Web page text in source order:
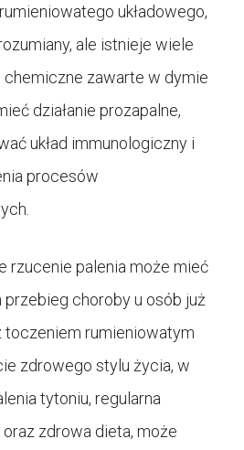
układowego,
ale istnieje wiele
chemiczne zawarte w dymie
działanie prozapalne,
układ immunologiczny i
procesów
rzucenie palenia może mieć
przebieg choroby u osób już
toczeniem rumieniowatym
zdrowego stylu życia, w
tytoniu, regularna
zdrowa dieta, może